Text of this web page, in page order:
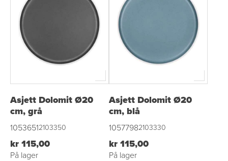
Asjett Dolomit Ø20
cm, grå
10536512103350
kr 115,00
På lager
Asjett Dolomit Ø20
cm, blå
10577982103330
kr 115,00
På lager